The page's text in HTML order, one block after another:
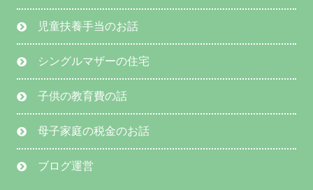
児童扶養手当のお話
シングルマザーの住宅
子供の教育費の話
母子家庭の税金のお話
ブログ運営